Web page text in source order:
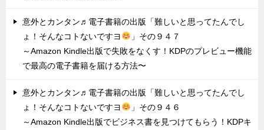
意外とカンタン♬電子書籍の出版「難しいと思ってたんでし
ょ！そんなコトないですヨ
」その９４７
～Amazon Kindle出版で失敗をなくす！KDPのプレビュー機能
で最高の電子書籍を届ける方法〜
意外とカンタン♬電子書籍の出版「難しいと思ってたんでし
ょ！そんなコトないですヨ
」その９４６
～Amazon Kindle出版でビジネス書を見つけてもらう！KDPキ